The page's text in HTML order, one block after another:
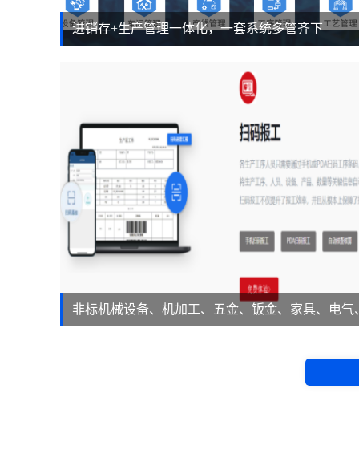
进销存+生产管理一体化，一套系统多管齐下
非标机械设备、机加工、五金、钣金、家具、电气